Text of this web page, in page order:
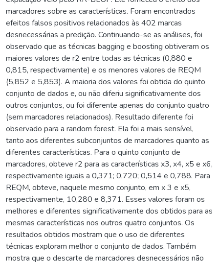
marcadores sobre as características. Foram encontrados
efeitos falsos positivos relacionados às 402 marcas
desnecessárias a predição. Continuando-se as análises, foi
observado que as técnicas bagging e boosting obtiveram os
maiores valores de r2 entre todas as técnicas (0,880 e
0,815, respectivamente) e os menores valores de REQM
(5,852 e 5,853). A maioria dos valores foi obtida do quinto
conjunto de dados e, ou não diferiu significativamente dos
outros conjuntos, ou foi diferente apenas do conjunto quatro
(sem marcadores relacionados). Resultado diferente foi
observado para a random forest. Ela foi a mais sensível,
tanto aos diferentes subconjuntos de marcadores quanto as
diferentes características. Para o quinto conjunto de
marcadores, obteve r2 para as características x3, x4, x5 e x6,
respectivamente iguais a 0,371; 0,720; 0,514 e 0,788. Para
REQM, obteve, naquele mesmo conjunto, em x 3 e x5,
respectivamente, 10,280 e 8,371. Esses valores foram os
melhores e diferentes significativamente dos obtidos para as
mesmas características nos outros quatro conjuntos. Os
resultados obtidos mostram que o uso de diferentes
técnicas exploram melhor o conjunto de dados. Também
mostra que o descarte de marcadores desnecessários não